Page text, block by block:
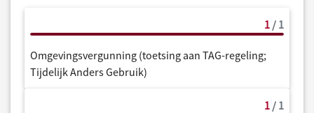
1 / 1
Omgevingsvergunning (toetsing aan TAG-regeling;
Tijdelijk Anders Gebruik)
1 / 1